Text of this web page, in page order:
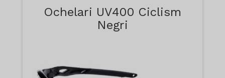
Ochelari UV400 Ciclism
Negri